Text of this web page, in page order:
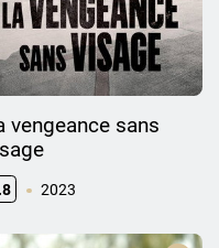
vengeance sans
2023